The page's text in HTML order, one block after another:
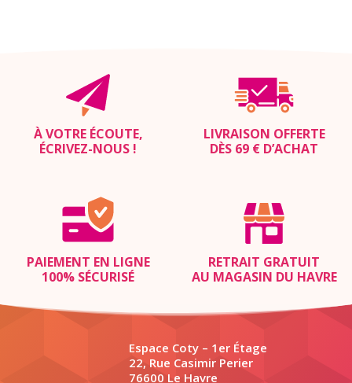
À VOTRE ÉCOUTE,
ÉCRIVEZ-NOUS !
LIVRAISON OFFERTE
DÈS 69 € D’ACHAT
PAIEMENT EN LIGNE
100% SÉCURISÉ
RETRAIT GRATUIT
AU MAGASIN DU HAVRE
Espace Coty – 1er Étage
22, Rue Casimir Perier
76600 Le Havre